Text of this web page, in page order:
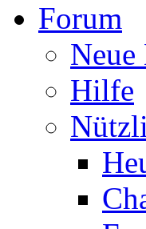
Forum
Neue
Hilfe